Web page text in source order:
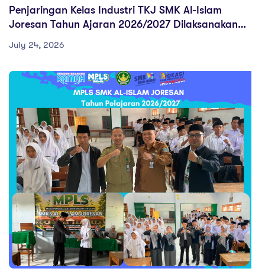
Penjaringan Kelas Industri TKJ SMK Al-Islam
Joresan Tahun Ajaran 2026/2027 Dilaksanakan
Mengikuti Melalui Zoom
July 24, 2026